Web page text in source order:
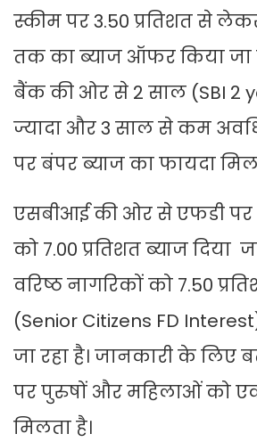
स्कीम पर 3.50 प्रतिशत से
तक का ब्याज ऑफर किया जा
बैंक की ओर से 2 साल (SBI 2
ज्यादा और 3 साल से कम
पर बंपर ब्याज का फायदा मिल
एसबीआई की ओर से एफडी
को 7.00 प्रतिशत ब्याज दिया
वरिष्ठ नागरिकों को 7.50
(Senior Citizens FD
जा रहा है। जानकारी के लिए
पर पुरुषों और महिलाओं को
मिलता है।